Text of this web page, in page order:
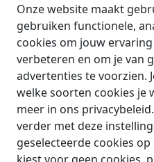
Onze website maakt
gebruiken functionele,
cookies om jouw
verbeteren en om je van
advertenties te voorzien.
welke soorten cookies je
meer in ons
verder met deze
geselecteerde cookies